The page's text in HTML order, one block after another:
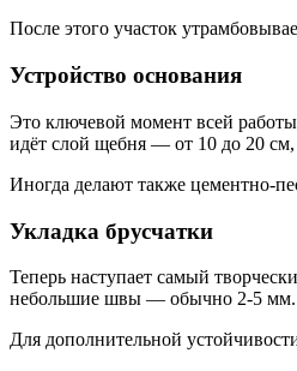
После этого участок
Устройство основания
Это ключевой момент всей
идёт слой щебня — от 10 до 20
Иногда делают также цементно-
Укладка брусчатки
Теперь наступает самый
небольшие швы — обычно 2-5 мм.
Для дополнительной